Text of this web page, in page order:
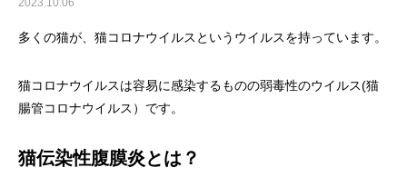
画像診断科 軟部外科
2023.10.06
多くの猫が、猫コロナウイルスというウイルスを持っています。
猫コロナウイルスは容易に感染するものの弱毒性のウイルス(猫
腸管コロナウイルス）です。
猫伝染性腹膜炎とは？